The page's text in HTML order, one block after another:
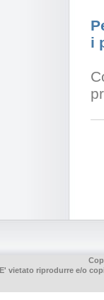
i
E' vietato riprodurre e/o